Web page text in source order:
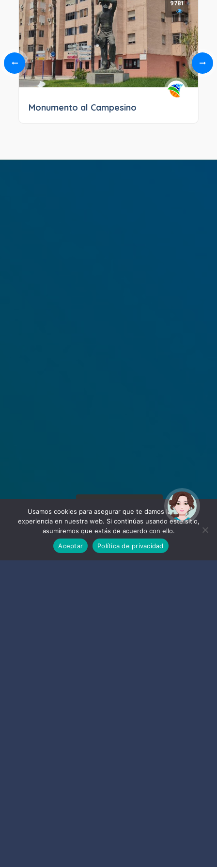
9781
Monumento al Campesino
Usamos cookies para asegurar que te damos la mejor
experiencia en nuestra web. Si continúas usando este sitio,
asumiremos que estás de acuerdo con ello.
Aceptar
Política de privacidad
¡Hola! Soy Noy. ¿Puedo
ayudarte?